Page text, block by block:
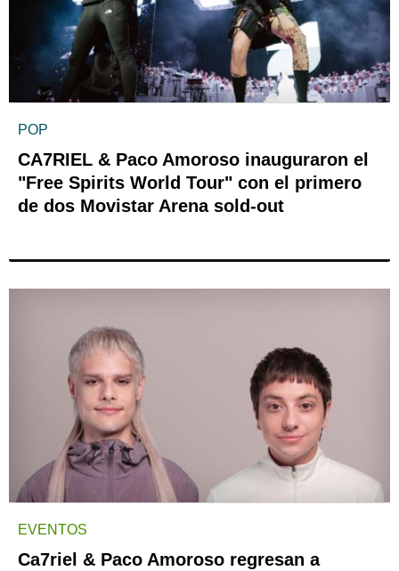
POP
CA7RIEL & Paco Amoroso inauguraron el
"Free Spirits World Tour" con el primero
de dos Movistar Arena sold-out
EVENTOS
Ca7riel & Paco Amoroso regresan a